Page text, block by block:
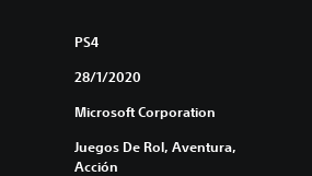
PS4
28/1/2020
Microsoft Corporation
Juegos De Rol, Aventura,
Acción